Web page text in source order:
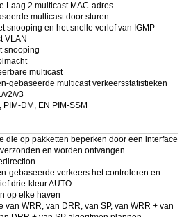
Laag 2 multicast MAC-adres
multicast door:sturen
snooping en het snelle verlof van IGMP
VLAN
snooping
multicast
gebaseerde multicast verkeersstatistieken
v2/v3
PIM-DM, EN PIM-SSM
die op pakketten beperken door een interface
en worden ontvangen
gebaseerde verkeers het controleren en
drie-kleur AUTO
op elke haven
van WRR, van DRR, van SP, van WRR + van